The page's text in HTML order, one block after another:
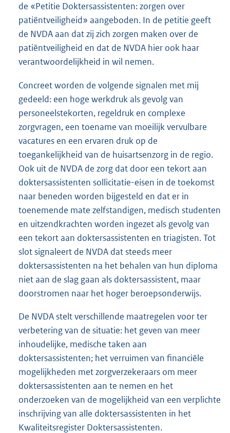
de «Petitie Doktersassistenten: zorgen over
patiëntveiligheid» aangeboden. In de petitie geeft
de NVDA aan dat zij zich zorgen maken over de
patiëntveiligheid en dat de NVDA hier ook haar
verantwoordelijkheid in wil nemen.
Concreet worden de volgende signalen met mij
gedeeld: een hoge werkdruk als gevolg van
personeelstekorten, regeldruk en complexe
zorgvragen, een toename van moeilijk vervulbare
vacatures en een ervaren druk op de
toegankelijkheid van de huisartsenzorg in de regio.
Ook uit de NVDA de zorg dat door een tekort aan
doktersassistenten sollicitatie-eisen in de toekomst
naar beneden worden bijgesteld en dat er in
toenemende mate zelfstandigen, medisch studenten
en uitzendkrachten worden ingezet als gevolg van
een tekort aan doktersassistenten en triagisten. Tot
slot signaleert de NVDA dat steeds meer
doktersassistenten na het behalen van hun diploma
niet aan de slag gaan als doktersassistent, maar
doorstromen naar het hoger beroepsonderwijs.
De NVDA stelt verschillende maatregelen voor ter
verbetering van de situatie: het geven van meer
inhoudelijke, medische taken aan
doktersassistenten; het verruimen van financiële
mogelijkheden met zorgverzekeraars om meer
doktersassistenten aan te nemen en het
onderzoeken van de mogelijkheid van een verplichte
inschrijving van alle doktersassistenten in het
Kwaliteitsregister Doktersassistenten.